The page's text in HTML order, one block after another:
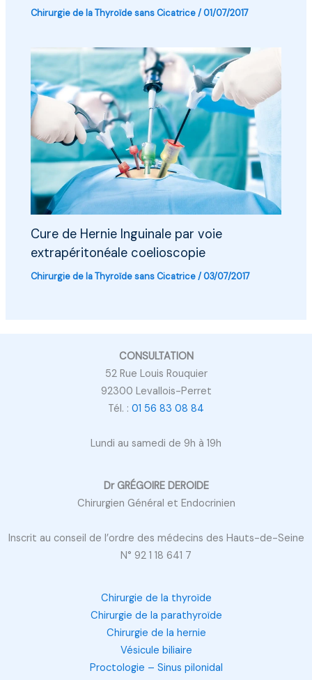
Chirurgie de la Thyroïde sans Cicatrice/01/07/2017
Cure de Hernie Inguinale par voie
extrapéritonéale coelioscopie
Chirurgie de la Thyroïde sans Cicatrice/03/07/2017
CONSULTATION
52 Rue Louis Rouquier
92300 Levallois-Perret
Tél. : 01 56 83 08 84
Lundi au samedi de 9h à 19h
Dr GRÉGOIRE DEROIDE
Chirurgien Général et Endocrinien
Inscrit au conseil de l’ordre des médecins des Hauts-de-Seine
N° 92 1 18 641 7
Chirurgie de la thyroïde
Chirurgie de la parathyroïde
Chirurgie de la hernie
Vésicule biliaire
Proctologie – Sinus pilonidal